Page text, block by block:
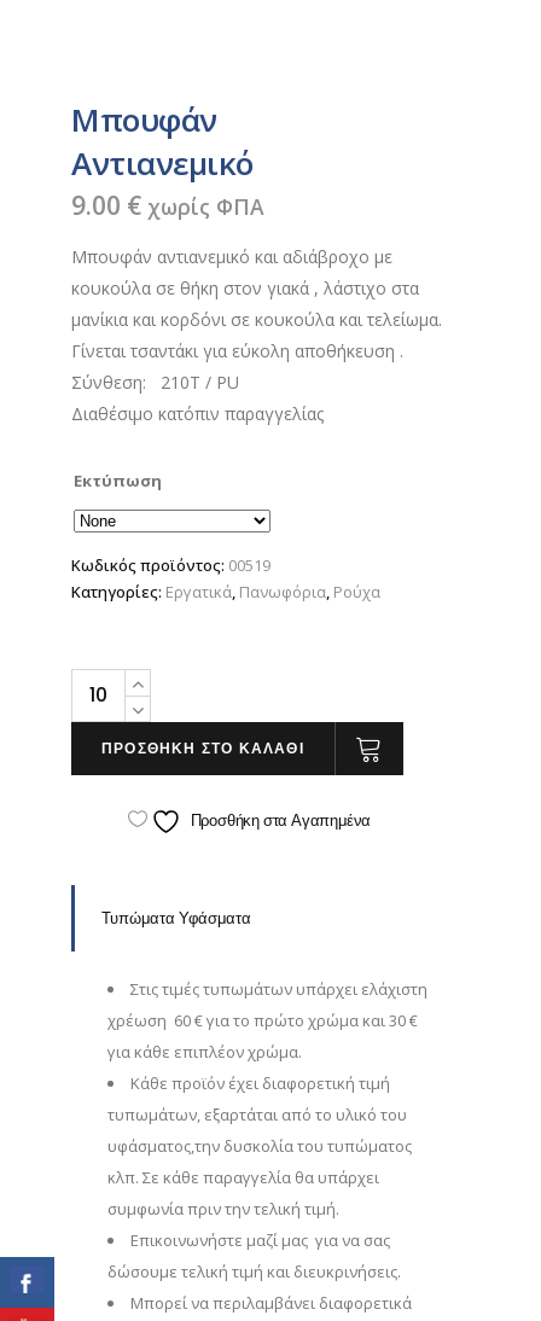
Μπουφάν
Αντιανεμικό
9.00 € χωρίς ΦΠΑ
Μπουφάν αντιανεμικό και αδιάβροχο με
κουκούλα σε θήκη στον γιακά , λάστιχο στα
μανίκια και κορδόνι σε κουκούλα και τελείωμα.
Γίνεται τσαντάκι για εύκολη αποθήκευση .
Σύνθεση: 210Τ / PU
Διαθέσιμο κατόπιν παραγγελίας
Εκτύπωση
Κωδικός προϊόντος: 00519
Κατηγορίες: Εργατικά, Πανωφόρια, Ρούχα
Μπουφάν
Αντιανεμικό
quantity
ΠΡΟΣΘΗΚΗ ΣΤΟ ΚΑΛΑΘΙ
Προσθήκη στα Αγαπημένα
Τυπώματα Υφάσματα
Στις τιμές τυπωμάτων υπάρχει ελάχιστη
χρέωση 60 € για το πρώτο χρώμα και 30 €
για κάθε επιπλέον χρώμα.
Κάθε προϊόν έχει διαφορετική τιμή
τυπωμάτων, εξαρτάται από το υλικό του
υφάσματος,την δυσκολία του τυπώματος
κλπ. Σε κάθε παραγγελία θα υπάρχει
συμφωνία πριν την τελική τιμή.
Επικοινωνήστε μαζί μας για να σας
δώσουμε τελική τιμή και διευκρινήσεις.
Μπορεί να περιλαμβάνει διαφορετικά